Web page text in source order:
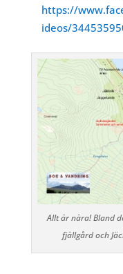
https://
ideos/
Allt är nära! Bland
fjällgård och